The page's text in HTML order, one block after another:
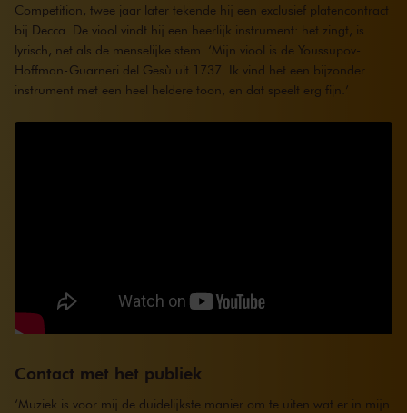
Competition, twee jaar later tekende hij een exclusief platencontract
bij Decca. De viool vindt hij een heerlijk instrument: het zingt, is
lyrisch, net als de menselijke stem. ‘Mijn viool is de Youssupov-
Hoffman-Guarneri del Gesù uit 1737. Ik vind het een bijzonder
instrument met een heel heldere toon, en dat speelt erg fijn.’
Contact met het publiek
‘Muziek is voor mij de duidelijkste manier om te uiten wat er in mijn